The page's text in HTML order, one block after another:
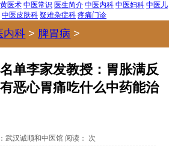
医术 中医常识 医生简介 中医内科 中医妇科 中医儿
中医皮肤科 疑难杂症科 疼痛门诊
内科 > 脾胃病 >
单李家发教授：胃胀满反
恶心胃痛吃什么中药能治
武汉诚顺和中医馆 阅读： 次